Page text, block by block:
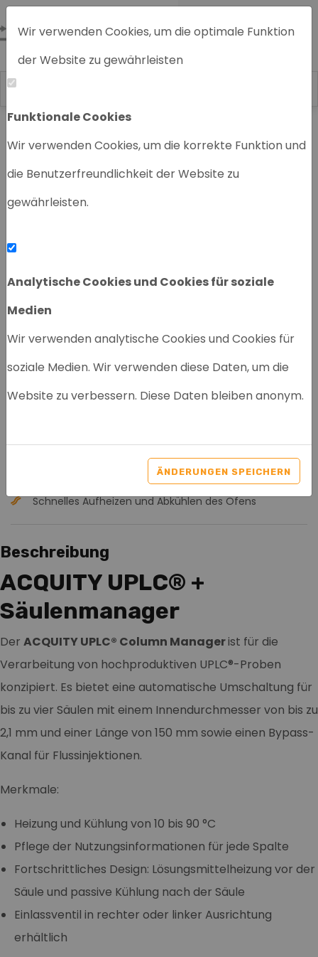
Wir verwenden Cookies, um die optimale Funktion
der Website zu gewährleisten
Funktionale Cookies
Wir verwenden Cookies, um die korrekte Funktion und
die Benutzerfreundlichkeit der Website zu
gewährleisten.
Analytische Cookies und Cookies für soziale
Medien
Wir verwenden analytische Cookies und Cookies für
soziale Medien. Wir verwenden diese Daten, um die
Website zu verbessern. Diese Daten bleiben anonym.
ÄNDERUNGEN SPEICHERN
Home Chromatographiegeräte
WATERS ACQUITY UPLC+
COLUMN MANAGER
Schnelles Aufheizen und Abkühlen des Ofens
Beschreibung
ACQUITY UPLC® +
Säulenmanager
Der ACQUITY UPLC® Column Managerist für die
Verarbeitung von hochproduktiven UPLC®-Proben
konzipiert. Es bietet eine automatische Umschaltung für
bis zu vier Säulen mit einem Innendurchmesser von bis zu
2,1 mm und einer Länge von 150 mm sowie einen Bypass-
Kanal für Flussinjektionen.
Merkmale:
Heizung und Kühlung von 10 bis 90 °C
Pflege der Nutzungsinformationen für jede Spalte
Fortschrittliches Design: Lösungsmittelheizung vor der
Säule und passive Kühlung nach der Säule
Einlassventil in rechter oder linker Ausrichtung
erhältlich